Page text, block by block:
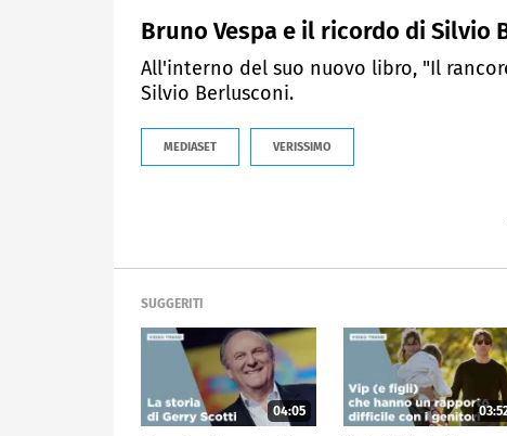
Bruno Vespa e il ricordo di Silvio
All'interno del suo nuovo libro, "Il
Silvio Berlusconi.
MEDIASET VERISSIMO
SUGGERITI
04:05